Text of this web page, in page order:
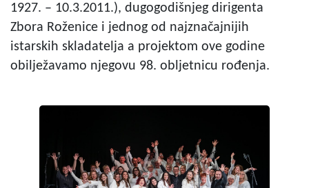
1927. – 10.3.2011.), dugogodišnjeg dirigenta
Zbora Roženice i jednog od najznačajnijih
istarskih skladatelja a projektom ove godine
obilježavamo njegovu 98. obljetnicu rođenja.